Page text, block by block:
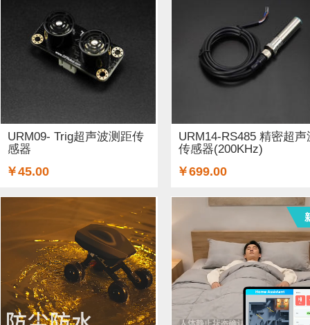
压力传感器 (14) 编码器
电容 (1) 直流电机 (19) 电位计 (4) 锂电池 (2) 运
太阳能 (3) 其他电子器件 (5) 其他线材 (15)
无线电（射频） (4) GSM/GPRS/GPS (1) 开关和按钮
空气传感器 (62) 促销 (1) 适配器和连
光线&图像传感器 (27) 心愿单 (5) 套餐 (12) 书籍
OLEDs (7) 其他扩展板 (14) WiFi (5) 蓝牙 (4) 晶
STEM/创客 教育 (9) AI 人工智能 (4) 电子墨水 (2)
URM09- Trig超声波测距传
感器
￥45.00
URM14-RS485 精密超声
传感器(200KHz)
￥699.00